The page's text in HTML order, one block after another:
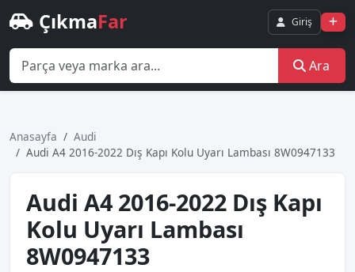
ÇıkmaFar Giriş
Ara
Anasayfa
Audi
Audi A4 2016-2022 Dış Kapı Kolu Uyarı Lambası 8W0947133
Audi A4 2016-2022 Dış Kapı
Kolu Uyarı Lambası
8W0947133